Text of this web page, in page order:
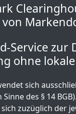
von
Service zur
ohne
sich
des § 14
zuzüglich der